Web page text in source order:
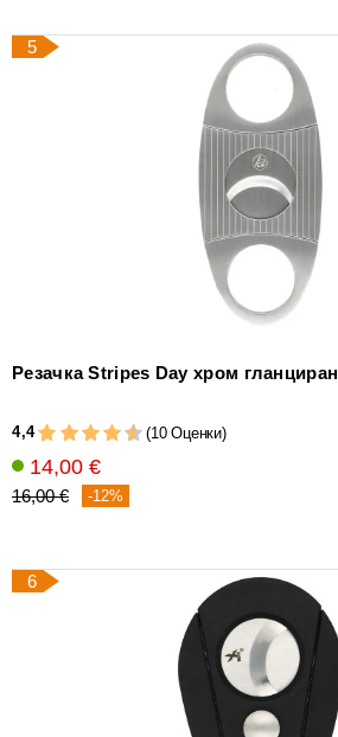
5
Резачка Stripes Day хром гланциран
4,4 (10 Оценки)
14,00 €
16,00 € -12%
6